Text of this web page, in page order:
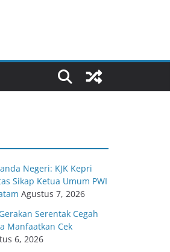
Negeri: KJK Kepri
Sikap Ketua Umum PWI
Agustus 7, 2026
Serentak Cegah
Manfaatkan Cek
6, 2026